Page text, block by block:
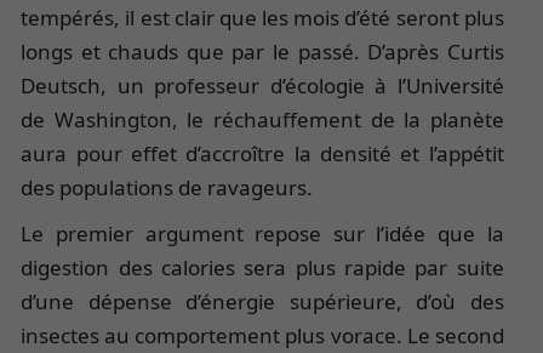
tempérés, il est clair que les mois d’été seront plus
longs et chauds que par le passé. D’après Curtis
Deutsch, un professeur d’écologie à l’Université
de Washington, le réchauffement de la planète
aura pour effet d’accroître la densité et l’appétit
des populations de ravageurs.
Le premier argument repose sur l’idée que la
digestion des calories sera plus rapide par suite
d’une dépense d’énergie supérieure, d’où des
insectes au comportement plus vorace. Le second